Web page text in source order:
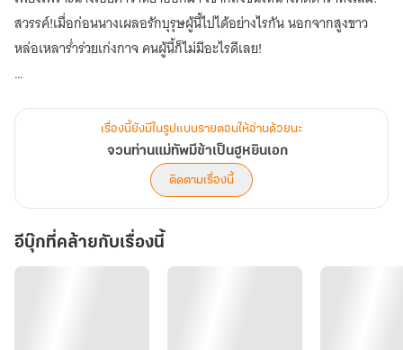
สวรรค์!เมื่อก่อนนางเผลอรักบุรุษผู้นี้ไปได้อย่างไรกัน นอกจากสูงขาว
หล่อเหลาร่ำร่วยเก่งกาจ คนผู้นี้ก็ไม่มีอะไรดีเลย!
เรื่องนี้ยังมีในรูปแบบรายตอนให้อ่านด้วยนะ
จวนท่านแม่ทัพมีข้าเป็นฮูหยินเอก
ติดตามเรื่องนี้
อีบุ๊กที่คล้ายกับเรื่องนี้